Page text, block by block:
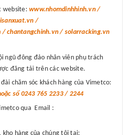
website: www.nhomdinhhinh.vn /
/
/ chantangchinh.vn / solarracking.vn
ngũ đông đảo nhân viên phụ trách
đăng tải trên các website.
chăm sóc khách hàng của Vimetco:
số 0243 765 2233 / 2244
qua Email :
hàng của chúng tôi tại: